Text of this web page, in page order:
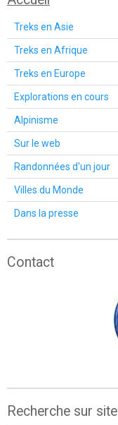
Treks en Asie
Treks en Afrique
Treks en Europe
Explorations en cours
Alpinisme
Sur le web
Randonnées d'un jour
Villes du Monde
Dans la presse
Contact
Recherche sur site